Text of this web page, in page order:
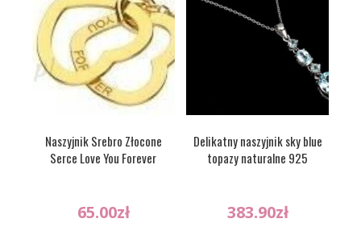
Naszyjnik Srebro Złocone
Serce Love You Forever
65.00zł
Delikatny naszyjnik sky blue
topazy naturalne 925
383.90zł